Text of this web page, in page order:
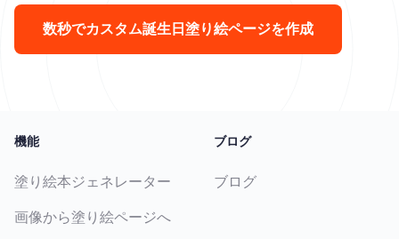
数秒でカスタム誕生日塗り絵ページを作成
機能
塗り絵本ジェネレーター
画像から塗り絵ページへ
ブログ
ブログ